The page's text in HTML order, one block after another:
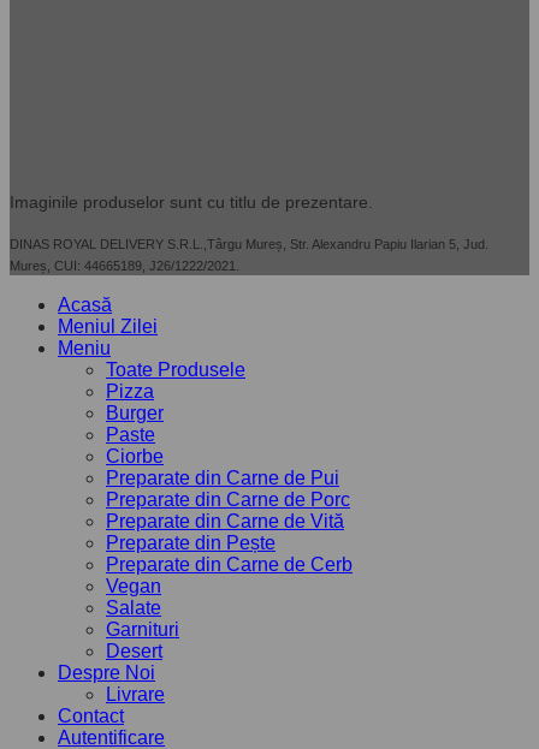
Imaginile produselor sunt cu titlu de prezentare.
DINAS ROYAL DELIVERY S.R.L.,Târgu Mureș, Str. Alexandru Papiu Ilarian 5, Jud.
Mureș, CUI: 44665189, J26/1222/2021.
Acasă
Meniul Zilei
Meniu
Toate Produsele
Pizza
Burger
Paste
Ciorbe
Preparate din Carne de Pui
Preparate din Carne de Porc
Preparate din Carne de Vită
Preparate din Pește
Preparate din Carne de Cerb
Vegan
Salate
Garnituri
Desert
Despre Noi
Livrare
Contact
Autentificare